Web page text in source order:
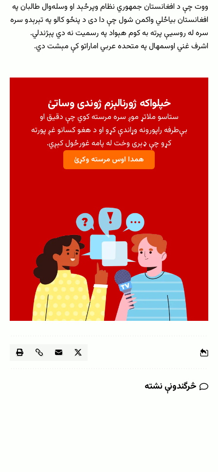
ووت چې د افغانستان جمهوري نظام وپرځېد او وسله‌وال طالبان په
افغانستان بیاځلي واکمن شول چې دا دی د پنځو کالو په تېرېدو سره
سره له روسیې پرته به کوم هېواد په رسمیت نه دي پېژندلي.
اشرف غني اوسمهال په متحده عربي اماراتو کې مېشت دي.
خپلواکه ژورنالېزم ژوندی وساتئ
ستاسو ملاتړ موږ سره مرسته کوي چې دقیق او
بې‌طرفه راپورونه وړاندې کړو او د هغو کسانو غږ پورته
کړو چې ډېری وخت له پامه غورځول کېږي.
همدا اوس مرسته وکړئ
څرگندونې نشته